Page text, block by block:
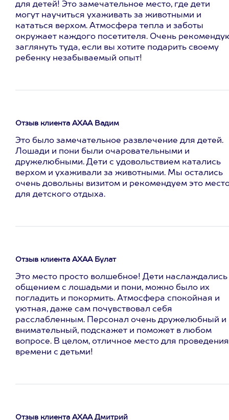
для детей! Это замечательное место, где дети
могут научиться ухаживать за животными и
кататься верхом. Атмосфера тепла и заботы
окружает каждого посетителя. Очень
заглянуть туда, если вы хотите подарить своему
ребенку незабываемый опыт!
Отзыв клиента АХАА Вадим
Это было замечательное развлечение для детей.
Лошади и пони были очаровательными и
дружелюбными. Дети с удовольствием катались
верхом и ухаживали за животными. Мы остались
очень довольны визитом и рекомендуем это
для детского отдыха.
Отзыв клиента АХАА Булат
Это место просто волшебное! Дети наслаждались
общением с лошадьми и пони, можно было их
погладить и покормить. Атмосфера спокойная и
уютная, даже сам почувствовал себя
расслабленным. Персонал очень дружелюбный и
внимательный, подскажет и поможет в любом
вопросе. В целом, отличное место для проведения
времени с детьми!
Отзыв клиента АХАА Дмитрий